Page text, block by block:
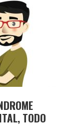
TODO